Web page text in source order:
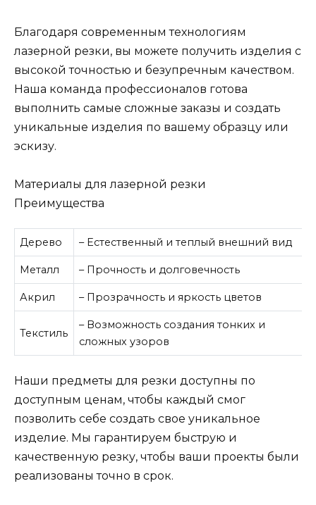
Благодаря современным технологиям
лазерной резки, вы можете получить изделия с
высокой точностью и безупречным качеством.
Наша команда профессионалов готова
выполнить самые сложные заказы и создать
уникальные изделия по вашему образцу или
эскизу.
Материалы для лазерной резки
Преимущества
Дерево – Естественный и теплый внешний вид
Металл – Прочность и долговечность
Акрил – Прозрачность и яркость цветов
Текстиль
– Возможность создания тонких и
сложных узоров
Наши предметы для резки доступны по
доступным ценам, чтобы каждый смог
позволить себе создать свое уникальное
изделие. Мы гарантируем быструю и
качественную резку, чтобы ваши проекты были
реализованы точно в срок.